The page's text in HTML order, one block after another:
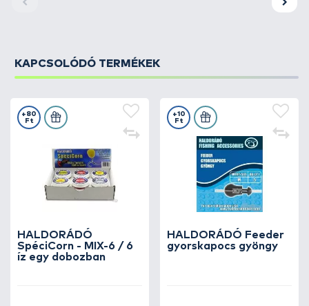
KAPCSOLÓDÓ TERMÉKEK
HALDORÁDÓ
SpéciCorn - MIX-6 / 6
íz egy dobozban
+80
Ft
HALDORÁDÓ Feeder
gyorskapocs gyöngy
+10
Ft